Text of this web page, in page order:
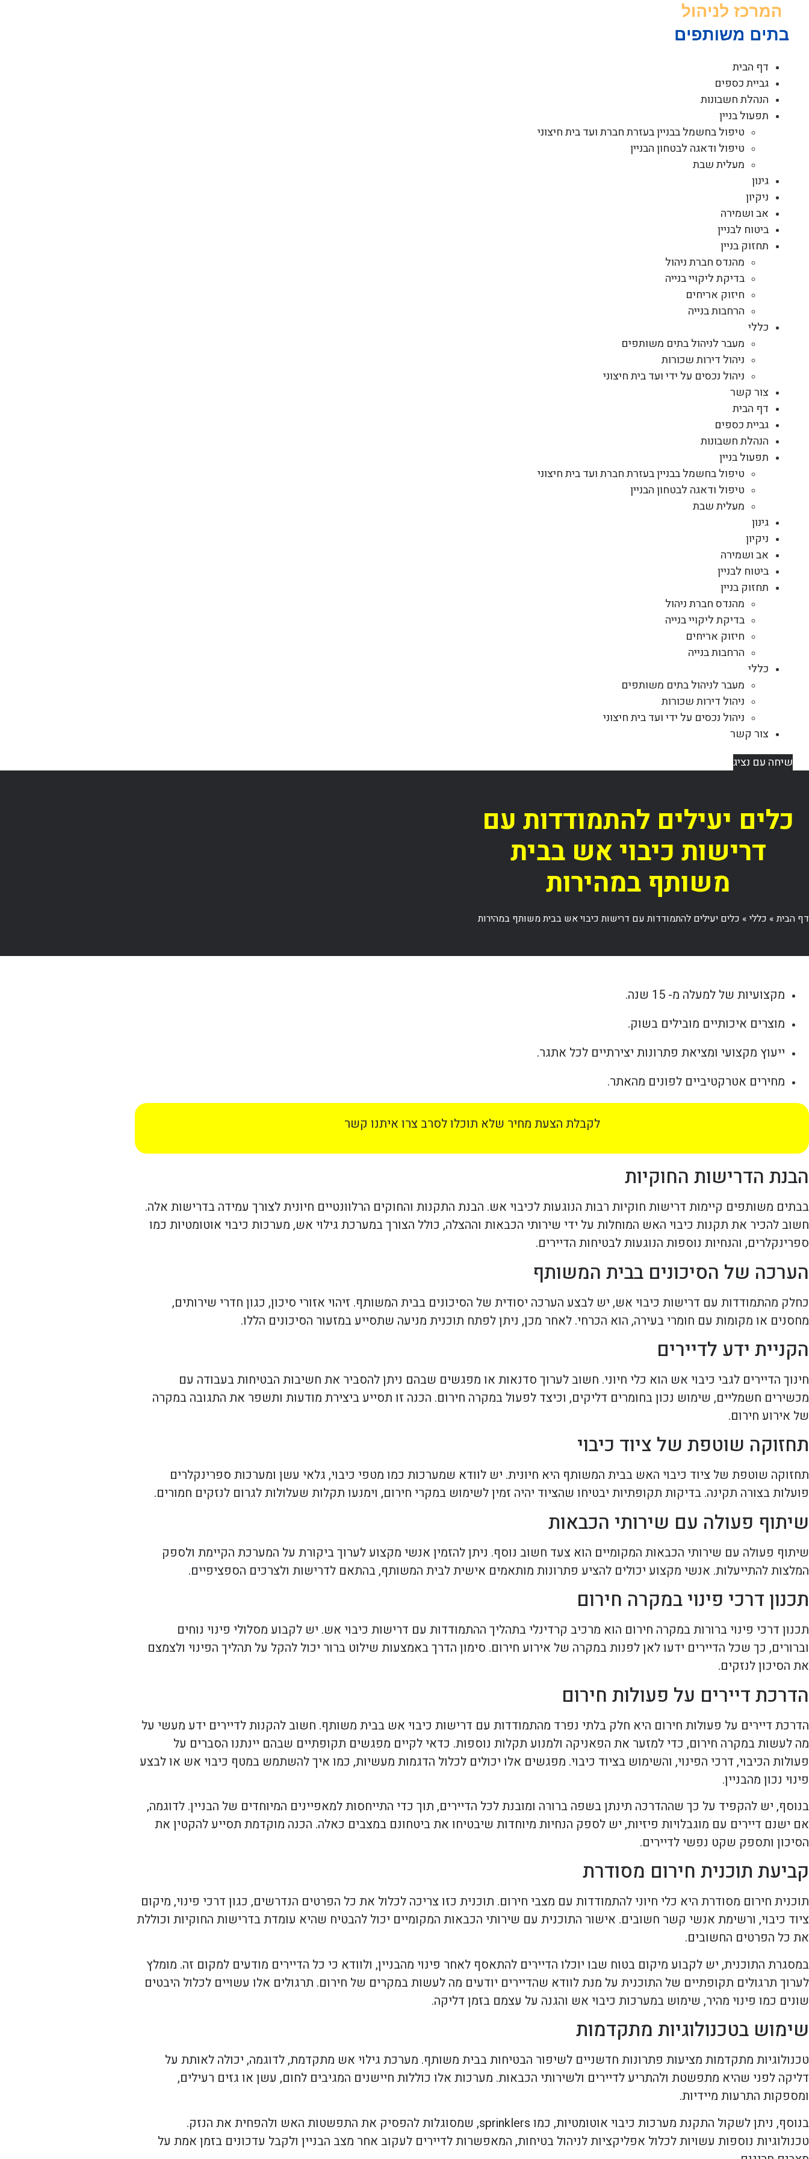
דף הבית
גביית כספים
הנהלת חשבונות
תפעול בניין
טיפול בחשמל בבניין בעזרת חברת ועד בית חיצוני
טיפול ודאגה לבטחון הבניין
מעלית שבת
גינון
ניקיון
אב ושמירה
ביטוח לבניין
תחזוק בניין
מהנדס חברת ניהול
בדיקת ליקויי בנייה
חיזוק אריחים
הרחבות בנייה
כללי
מעבר לניהול בתים משותפים
ניהול דירות שכורות
ניהול נכסים על ידי ועד בית חיצוני
צור קשר
דף הבית
גביית כספים
הנהלת חשבונות
תפעול בניין
טיפול בחשמל בבניין בעזרת חברת ועד בית חיצוני
טיפול ודאגה לבטחון הבניין
מעלית שבת
גינון
ניקיון
אב ושמירה
ביטוח לבניין
תחזוק בניין
מהנדס חברת ניהול
בדיקת ליקויי בנייה
חיזוק אריחים
הרחבות בנייה
כללי
מעבר לניהול בתים משותפים
ניהול דירות שכורות
ניהול נכסים על ידי ועד בית חיצוני
צור קשר
שיחה עם נציג
כלים יעילים להתמודדות עם
דרישות כיבוי אש בבית
משותף במהירות
דף הבית» כללי » כלים יעילים להתמודדות עם דרישות כיבוי אש בבית משותף במהירות
מקצועיות של למעלה מ- 15 שנה.
מוצרים איכותיים מובילים בשוק.
ייעוץ מקצועי ומציאת פתרונות יצירתיים לכל אתגר.
מחירים אטרקטיביים לפונים מהאתר.
לקבלת הצעת מחיר שלא תוכלו לסרב צרו איתנו קשר
הבנת הדרישות החוקיות
בבתים משותפים קיימות דרישות חוקיות רבות הנוגעות לכיבוי אש. הבנת התקנות והחוקים הרלוונטיים חיונית לצורך עמידה בדרישות אלה.
חשוב להכיר את תקנות כיבוי האש המוחלות על ידי שירותי הכבאות וההצלה, כולל הצורך במערכת גילוי אש, מערכות כיבוי אוטומטיות כמו
ספרינקלרים, והנחיות נוספות הנוגעות לבטיחות הדיירים.
הערכה של הסיכונים בבית המשותף
כחלק מהתמודדות עם דרישות כיבוי אש, יש לבצע הערכה יסודית של הסיכונים בבית המשותף. זיהוי אזורי סיכון, כגון חדרי שירותים,
מחסנים או מקומות עם חומרי בעירה, הוא הכרחי. לאחר מכן, ניתן לפתח תוכנית מניעה שתסייע במזעור הסיכונים הללו.
הקניית ידע לדיירים
חינוך הדיירים לגבי כיבוי אש הוא כלי חיוני. חשוב לערוך סדנאות או מפגשים שבהם ניתן להסביר את חשיבות הבטיחות בעבודה עם
מכשירים חשמליים, שימוש נכון בחומרים דליקים, וכיצד לפעול במקרה חירום. הכנה זו תסייע ביצירת מודעות ותשפר את התגובה במקרה
של אירוע חירום.
תחזוקה שוטפת של ציוד כיבוי
תחזוקה שוטפת של ציוד כיבוי האש בבית המשותף היא חיונית. יש לוודא שמערכות כמו מטפי כיבוי, גלאי עשן ומערכות ספרינקלרים
פועלות בצורה תקינה. בדיקות תקופתיות יבטיחו שהציוד יהיה זמין לשימוש במקרי חירום, וימנעו תקלות שעלולות לגרום לנזקים חמורים.
שיתוף פעולה עם שירותי הכבאות
שיתוף פעולה עם שירותי הכבאות המקומיים הוא צעד חשוב נוסף. ניתן להזמין אנשי מקצוע לערוך ביקורת על המערכת הקיימת ולספק
המלצות להתייעלות. אנשי מקצוע יכולים להציע פתרונות מותאמים אישית לבית המשותף, בהתאם לדרישות ולצרכים הספציפיים.
תכנון דרכי פינוי במקרה חירום
תכנון דרכי פינוי ברורות במקרה חירום הוא מרכיב קרדינלי בתהליך ההתמודדות עם דרישות כיבוי אש. יש לקבוע מסלולי פינוי נוחים
וברורים, כך שכל הדיירים ידעו לאן לפנות במקרה של אירוע חירום. סימון הדרך באמצעות שילוט ברור יכול להקל על תהליך הפינוי ולצמצם
את הסיכון לנזקים.
הדרכת דיירים על פעולות חירום
הדרכת דיירים על פעולות חירום היא חלק בלתי נפרד מהתמודדות עם דרישות כיבוי אש בבית משותף. חשוב להקנות לדיירים ידע מעשי על
מה לעשות במקרה חירום, כדי למזער את הפאניקה ולמנוע תקלות נוספות. כדאי לקיים מפגשים תקופתיים שבהם יינתנו הסברים על
פעולות הכיבוי, דרכי הפינוי, והשימוש בציוד כיבוי. מפגשים אלו יכולים לכלול הדגמות מעשיות, כמו איך להשתמש במטף כיבוי אש או לבצע
פינוי נכון מהבניין.
בנוסף, יש להקפיד על כך שההדרכה תינתן בשפה ברורה ומובנת לכל הדיירים, תוך כדי התייחסות למאפיינים המיוחדים של הבניין. לדוגמה,
אם ישנם דיירים עם מוגבלויות פיזיות, יש לספק הנחיות מיוחדות שיבטיחו את ביטחונם במצבים כאלה. הכנה מוקדמת תסייע להקטין את
הסיכון ותספק שקט נפשי לדיירים.
קביעת תוכנית חירום מסודרת
תוכנית חירום מסודרת היא כלי חיוני להתמודדות עם מצבי חירום. תוכנית כזו צריכה לכלול את כל הפרטים הנדרשים, כגון דרכי פינוי, מיקום
ציוד כיבוי, ורשימת אנשי קשר חשובים. אישור התוכנית עם שירותי הכבאות המקומיים יכול להבטיח שהיא עומדת בדרישות החוקיות וכוללת
את כל הפרטים החשובים.
במסגרת התוכנית, יש לקבוע מיקום בטוח שבו יוכלו הדיירים להתאסף לאחר פינוי מהבניין, ולוודא כי כל הדיירים מודעים למקום זה. מומלץ
לערוך תרגולים תקופתיים של התוכנית על מנת לוודא שהדיירים יודעים מה לעשות במקרים של חירום. תרגולים אלו עשויים לכלול היבטים
שונים כמו פינוי מהיר, שימוש במערכות כיבוי אש והגנה על עצמם בזמן דליקה.
שימוש בטכנולוגיות מתקדמות
טכנולוגיות מתקדמות מציעות פתרונות חדשניים לשיפור הבטיחות בבית משותף. מערכת גילוי אש מתקדמת, לדוגמה, יכולה לאותת על
דליקה לפני שהיא מתפשטת ולהתריע לדיירים ולשירותי הכבאות. מערכות אלו כוללות חיישנים המגיבים לחום, עשן או גזים רעילים,
ומספקות התרעות מיידיות.
בנוסף, ניתן לשקול התקנת מערכות כיבוי אוטומטיות, כמו sprinklers, שמסוגלות להפסיק את התפשטות האש ולהפחית את הנזק.
טכנולוגיות נוספות עשויות לכלול אפליקציות לניהול בטיחות, המאפשרות לדיירים לעקוב אחר מצב הבניין ולקבל עדכונים בזמן אמת על